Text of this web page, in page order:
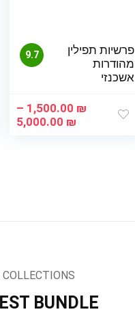
9.7
פרשיות תפילין
מהודרות
אשכנזי
1,500.00 ₪
–
5,000.00 ₪
טווח
COLLECTIONS
BUNDLE